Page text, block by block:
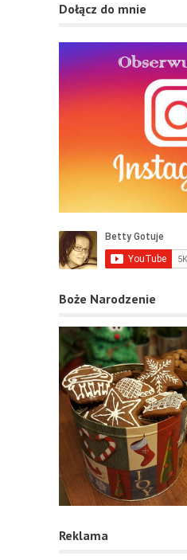
Dołącz do mnie
Boże Narodzenie
Reklama